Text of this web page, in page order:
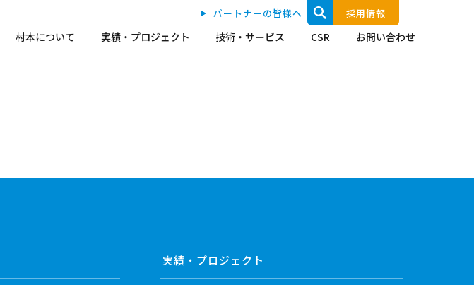
村本について 実績・プロジェクト 技術・サービス CSR お問い合わせ
パートナーの皆様へ 採用情報
実績・プロジェクト